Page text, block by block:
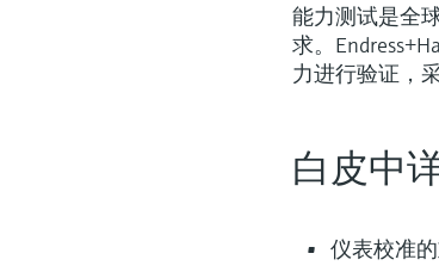
能力测试是全
求。
力进行验证，
白皮中
仪表校准